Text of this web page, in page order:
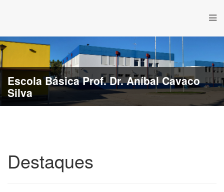
Escola Básica Prof. Dr. Aníbal Cavaco
Silva
Destaques